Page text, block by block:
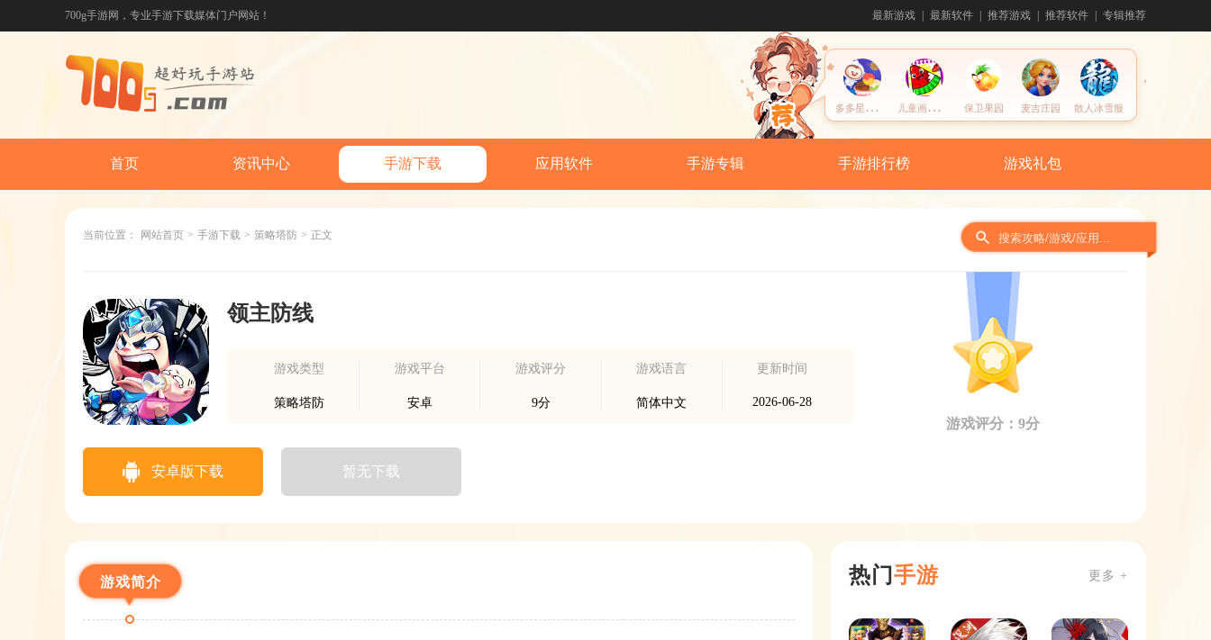
700g手游网，专业手游下载媒体门户网站！ 最新游戏 最新软件 推荐游戏 推荐软件 专辑推荐
多
多星球美食 儿
童画画水果涂色 保卫果园 麦吉庄园 散人冰雪服
首页 资讯中心 手游下载 应用软件 手游专辑 手游排行榜 游戏礼包
当前位置： 网站首页 > 手游下载 > 策略塔防 > 正文
领主防线
游戏类型
策略塔防
游戏平台
安卓
游戏评分
9分
游戏语言
简体中文
更新时间
2026-06-28
游戏评分：9分
安卓版下载 暂无下载
游戏简介 热门手游 更多 +